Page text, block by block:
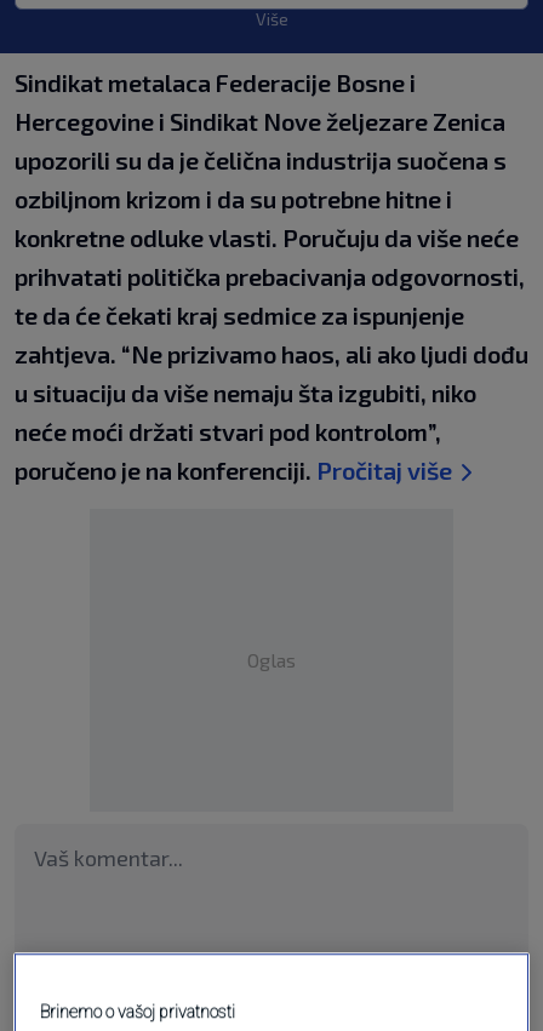
Više
Sindikat metalaca Federacije Bosne i
Hercegovine i Sindikat Nove željezare Zenica
upozorili su da je čelična industrija suočena s
ozbiljnom krizom i da su potrebne hitne i
konkretne odluke vlasti. Poručuju da više neće
prihvatati politička prebacivanja odgovornosti,
te da će čekati kraj sedmice za ispunjenje
zahtjeva. “Ne prizivamo haos, ali ako ljudi dođu
u situaciju da više nemaju šta izgubiti, niko
neće moći držati stvari pod kontrolom”,
poručeno je na konferenciji. Pročitaj više
Oglas
Brinemo o vašoj privatnosti